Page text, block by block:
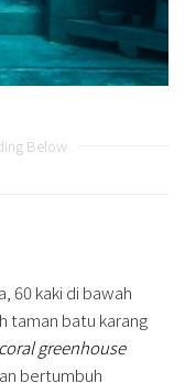
Below
60 kaki di bawah
taman batu karang
greenhouse
bertumbuh